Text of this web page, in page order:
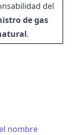
del
de gas
.
nombre